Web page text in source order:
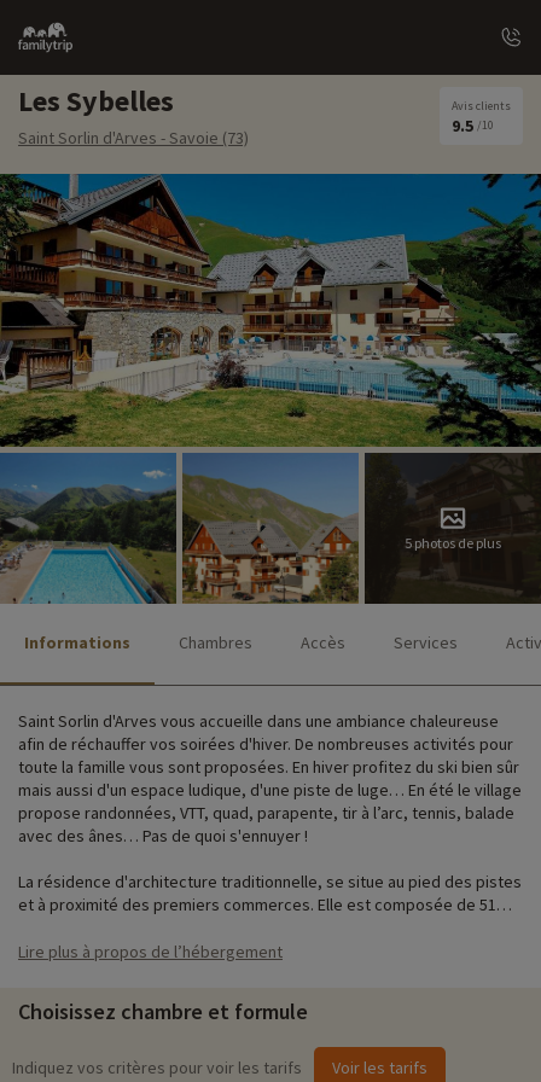
Family
trip
Les Sybelles
Saint Sorlin d'Arves - Savoie (73)
Avis clients
9.5 /10
5 photos de plus
Informations Chambres Accès Services
Saint Sorlin d'Arves vous accueille dans une ambiance chaleureuse
afin de réchauffer vos soirées d'hiver. De nombreuses activités pour
toute la famille vous sont proposées. En hiver profitez du ski bien sûr
mais aussi d'un espace ludique, d'une piste de luge… En été le village
propose randonnées, VTT, quad, parapente, tir à l’arc, tennis, balade
avec des ânes… Pas de quoi s'ennuyer !
La résidence d'architecture traditionnelle, se situe au pied des pistes
et à proximité des premiers commerces. Elle est composée de 51
ascenseur) tous confortablement bien équipés. De la kitchenette à la
Avec Familytrip, venez comme vous êtes ! Et Pour faciliter vos
déplacements une navette est mise à votre disposition et qui
Lire plus à propos de l’hébergement
Choisissez chambre et formule
Indiquez vos critères pour voir les tarifs Voir les tarifs